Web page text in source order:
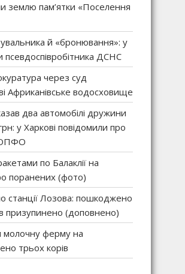
землю пам’ятки «Поселення
й «бронювання»: у
псевдоспівробітника ДСНС
через суд
Африканівське водосховище
два автомобілі дружини
у Харкові повідомили про
по Балаклії на
поранених (фото)
станції Лозова: пошкоджено
призупинено (доповнено)
молочну ферму на
трьох корів